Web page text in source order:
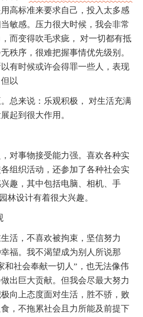
高标准来要求自己，投入太多感
敏感。压力很大时候，我会非常
而变得吹毛求疵， 对一切都有抵
秩序，很难把握事情优先级别。
有时候或许会得罪一些人，表现
以
总来说：乐观积极， 对生活充满
起到很大作用。
对事物接受能力强。喜欢各种实
组织活动，还参加了各种社会实
趣，其中包括电脑、相机、手
林设计有着很大兴趣。
活，不喜欢被拘束，坚信努力
福。我不渴望成为别人所说那
和社会奉献一切人”，也无法像伟
出巨大贡献。但我会尽最大努力
向上态度面对生活，胜不骄，败
，不拖累社会且力所能及前提下